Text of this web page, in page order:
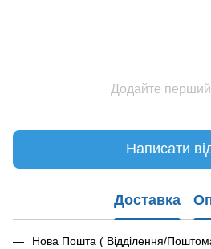
Додайте перший
Написати
Доставка
Нова Пошта ( Відділення/